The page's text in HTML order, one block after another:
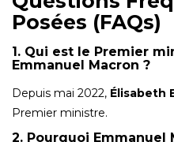
Posées (FAQs)
1. Qui est le Premier
Emmanuel Macron ?
Depuis mai 2022, Élisabeth
Premier ministre.
2. Pourquoi Emmanuel